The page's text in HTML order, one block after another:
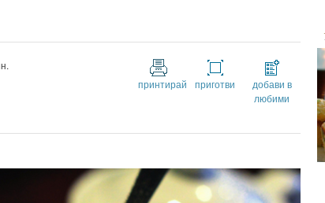
принтирай приготви
добави в
любими